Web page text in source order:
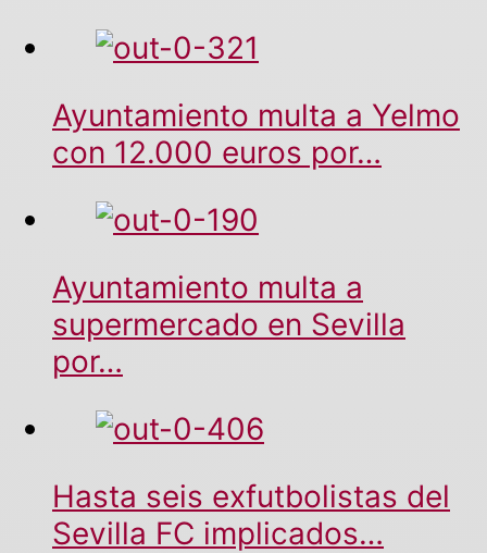
Ayuntamiento multa a Yelmo
con 12.000 euros por…
Ayuntamiento multa a
supermercado en Sevilla
por…
Hasta seis exfutbolistas del
Sevilla FC implicados…